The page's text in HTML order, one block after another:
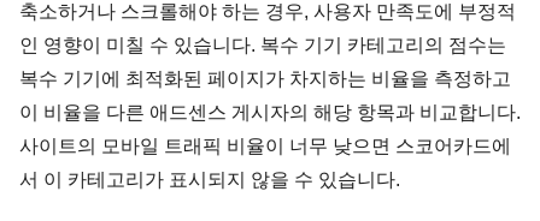
축소하거나 스크롤해야 하는 경우, 사용자 만족도에 부정적
인 영향이 미칠 수 있습니다. 복수 기기 카테고리의 점수는
복수 기기에 최적화된 페이지가 차지하는 비율을 측정하고
이 비율을 다른 애드센스 게시자의 해당 항목과 비교합니다.
사이트의 모바일 트래픽 비율이 너무 낮으면 스코어카드에
서 이 카테고리가 표시되지 않을 수 있습니다.